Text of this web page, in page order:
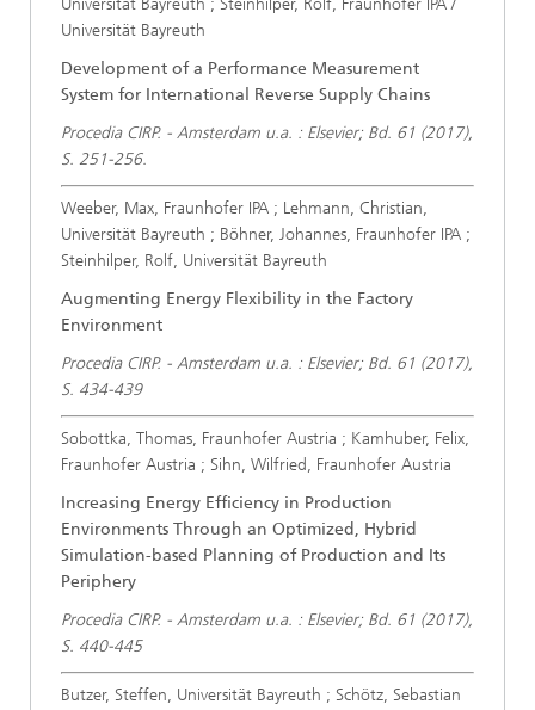
Universität Bayreuth ; Steinhilper, Rolf, Fraunhofer IPA /
Universität Bayreuth
Development of a Performance Measurement
System for International Reverse Supply Chains
Procedia CIRP. - Amsterdam u.a. : Elsevier; Bd. 61 (2017),
S. 251-256.
Weeber, Max, Fraunhofer IPA ; Lehmann, Christian,
Universität Bayreuth ; Böhner, Johannes, Fraunhofer IPA ;
Steinhilper, Rolf, Universität Bayreuth
Augmenting Energy Flexibility in the Factory
Environment
Procedia CIRP. - Amsterdam u.a. : Elsevier; Bd. 61 (2017),
S. 434-439
Sobottka, Thomas, Fraunhofer Austria ; Kamhuber, Felix,
Fraunhofer Austria ; Sihn, Wilfried, Fraunhofer Austria
Increasing Energy Efficiency in Production
Environments Through an Optimized, Hybrid
Simulation-based Planning of Production and Its
Periphery
Procedia CIRP. - Amsterdam u.a. : Elsevier; Bd. 61 (2017),
S. 440-445
Butzer, Steffen, Universität Bayreuth ; Schötz, Sebastian